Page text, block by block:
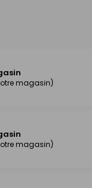
magasin)
magasin)